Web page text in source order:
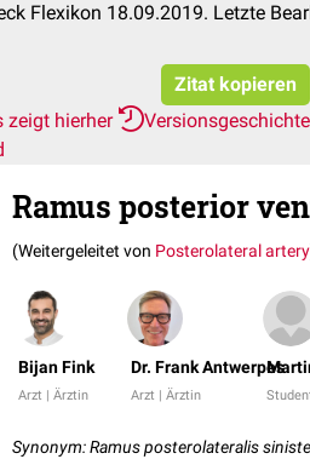
Flexikon 18.09.2019. Letzte
Zitat kopieren
zeigt hierher
Versionsgeschichte
Ramus posterior
(Weitergeleitet von Posterolateral artery
Bijan Fink
Arzt | Ärztin
Dr. Frank Antwerpes
Arzt | Ärztin
Synonym: Ramus posterolateralis